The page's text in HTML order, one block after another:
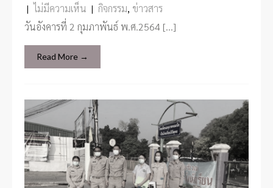
| ไม่มีความเห็น | กิจกรรม, ข่าวสาร
วันอังคารที่ 2 กุมภาพันธ์ พ.ศ.2564 […]
Read More →